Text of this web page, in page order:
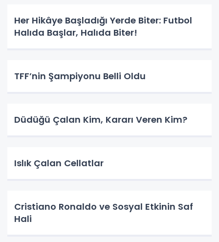
Her Hikâye Başladığı Yerde Biter: Futbol
Halıda Başlar, Halıda Biter!
TFF’nin Şampiyonu Belli Oldu
Düdüğü Çalan Kim, Kararı Veren Kim?
Islık Çalan Cellatlar
Cristiano Ronaldo ve Sosyal Etkinin Saf
Hali